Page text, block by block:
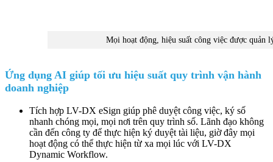
Mọi hoạt động, hiệu suất công việc được
Ứng dụng AI giúp tối ưu hiệu suất quy trình vận hành
doanh nghiệp
Tích hợp LV-DX eSign giúp phê duyệt công việc, ký số
nhanh chóng mọi, mọi nơi trên quy trình số. Lãnh đạo không
cần đến công ty để thực hiện ký duyệt tài liệu, giờ đây mọi
hoạt động có thể thực hiện từ xa mọi lúc với LV-DX
Dynamic Workflow.